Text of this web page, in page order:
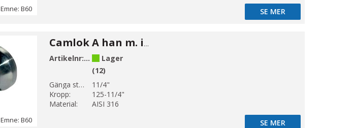
Emne: B60
SE MER
Emne: B60
Camlok A han m. inv 1/4"
Artikelnr:B60-7Lager
(12)
Gänga storlek 1:
11/4"
Kropp:
125-11/4"
Material:
AISI 316
SE MER